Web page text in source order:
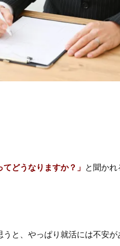
どうなりますか？」 と聞か
と、やっぱり就活には不安が